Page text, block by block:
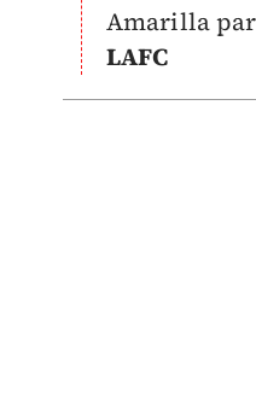
Amarilla
LAFC